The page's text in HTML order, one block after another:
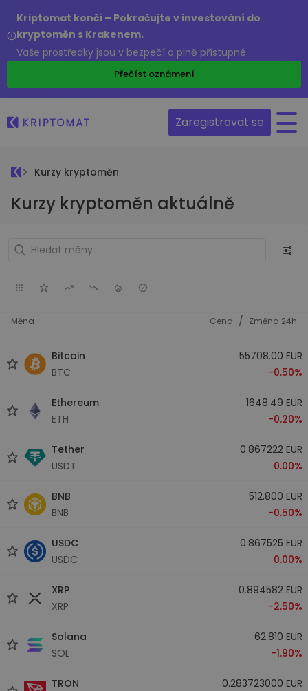
Kriptomat končí – Pokračujte v investování do
kryptoměn s Krakenem.
Vaše prostředky jsou v bezpečí a plně přístupné.
Přečíst oznámení
Zaregistrovat se
Kurzy kryptoměn
Kurzy kryptoměn aktuálně
Měna Cena / Změna 24h
Bitcoin
BTC
55708.00 EUR
-0.50%
Ethereum
ETH
1648.49 EUR
-0.20%
Tether
USDT
0.867222 EUR
0.00%
BNB
BNB
512.800 EUR
-0.50%
USDC
USDC
0.867525 EUR
0.00%
XRP
XRP
0.894582 EUR
-2.50%
Solana
SOL
62.810 EUR
-1.90%
TRON
0.283723000 EUR